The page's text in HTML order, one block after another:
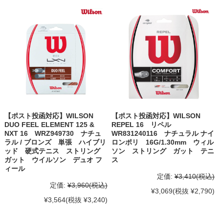
【ポスト投函対応】WILSON
DUO FEEL ELEMENT 125 &
NXT 16 WRZ949730 ナチュ
ラル / ブロンズ 単張 ハイブリ
ッド 硬式テニス ストリング
ガット ウイルソン デュオ フ
ィール
定価: ¥3,960(税込)
¥3,564(税抜 ¥3,240)
【ポスト投函対応】WILSON
REPEL 16 リペル
WR831240116 ナチュラル ナイ
ロンポリ 16G/1.30mm ウィル
ソン ストリング ガット テニ
ス
定価: ¥3,410(税込)
¥3,069(税抜 ¥2,790)